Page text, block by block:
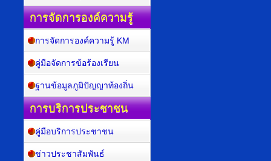
การจัดการองค์ความรู้
การจัดการองค์ความรู้ KM
คู่มือจัดการข้อร้องเรียน
ฐานข้อมูลภูมิปัญญาท้องถิ่น
การบริการประชาชน
คู่มือบริการประชาชน
ข่าวประชาสัมพันธ์